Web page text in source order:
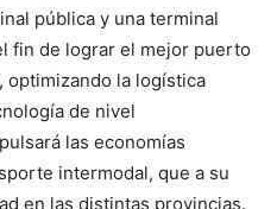
pública y una terminal
fin de lograr el mejor puerto
la logística
de nivel
las economías
intermodal, que a su
en las distintas provincias.